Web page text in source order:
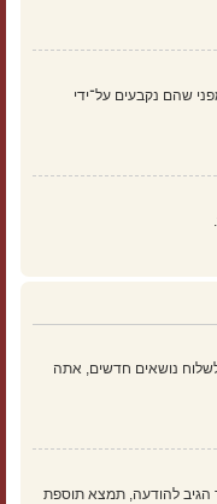
שהם נקבעים על־ידי
נושאים חדשים, אתה
הגיב להודעה, תמצא תוספת